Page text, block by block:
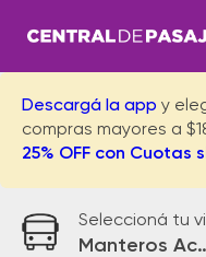
Descargá la app y
compras mayores a
25% OFF con Cuotas
Seleccioná tu